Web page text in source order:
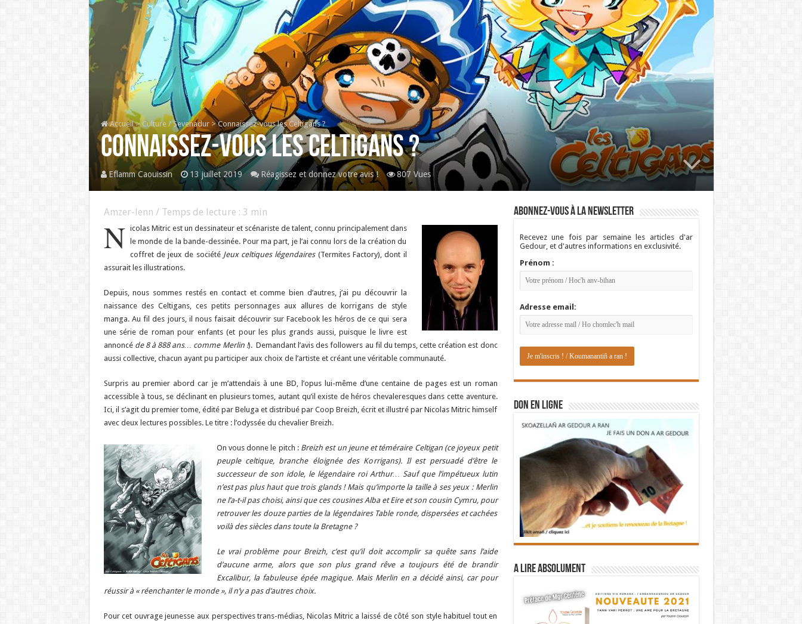
Accueil > Culture / Sevenadur > Connaissez-vous les Celtigans ?
Connaissez-vous les Celtigans ?
Eflamm Caouissin 13 juillet 2019 Réagissez et donnez votre avis ! 807 Vues
Amzer-lenn / Temps de lecture : 3 min
N icolas Mitric est un dessinateur et scénariste de talent, connu principalement dans
le monde de la bande-dessinée. Pour ma part, je l’ai connu lors de la création du
coffret de jeux de société Jeux celtiques légendaires(Termites Factory), dont il
assurait les illustrations.
Depuis, nous sommes restés en contact et comme bien d’autres, j’ai pu découvrir la
naissance des Celtigans, ces petits personnages aux allures de korrigans de style
manga. Au fil des jours, il nous faisait découvrir sur Facebook les héros de ce qui sera
une série de roman pour enfants (et pour les plus grands aussi, puisque le livre est
annoncé de 8 à 888 ans… comme Merlin !). Demandant l’avis des followers au fil du temps, cette création est donc
aussi collective, chacun ayant pu participer aux choix de l’artiste et créant une véritable communauté.
Surpris au premier abord car je m’attendais à une BD, l’opus lui-même d’une centaine de pages est un roman
accessible à tous, se déclinant en plusieurs tomes, autant qu’il existe de héros chevaleresques dans cette aventure.
Ici, il s’agit du premier tome, édité par Beluga et distribué par Coop Breizh, écrit et illustré par Nicolas Mitric himself
avec deux lectures possibles. Le titre : l’odyssée du chevalier Breizh.
On vous donne le pitch : Breizh est un jeune et téméraire Celtigan (ce joyeux petit
peuple celtique, branche éloignée des Korrigans). Il est persuadé d’être le
successeur de son idole, le légendaire roi Arthur… Sauf que l’impétueux lutin
n’est pas plus haut que trois glands ! Mais qu’importe la taille à ses yeux : Merlin
ne l’a-t-il pas choisi, ainsi que ces cousines Alba et Eire et son cousin Cymru, pour
retrouver les douze parties de la légendaires Table ronde, dispersées et cachées
voilà des siècles dans toute la Bretagne ?
Le vrai problème pour Breizh, c’est qu’il doit accomplir sa quête sans l’aide
d’aucune arme, alors que son plus grand rêve a toujours été de brandir
Excalibur, la fabuleuse épée magique. Mais Merlin en a décidé ainsi, car pour
réussir à « réenchanter le monde », il n’y a pas d’autres choix.
Pour cet ouvrage jeunesse aux perspectives trans-médias, Nicolas Mitric a laissé de côté son style habituel tout en
Abonnez-vous à la newsletter
Recevez une fois par semaine les articles d'ar
Gedour, et d'autres informations en exclusivité.
Prénom :
Adresse email:
DON EN LIGNE
A lire absolument